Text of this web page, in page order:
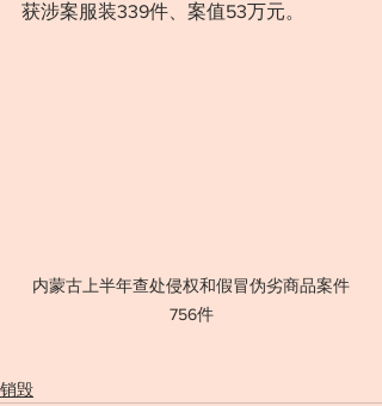
获涉案服装339件、案值53万元。
内蒙古上半年查处侵权和假冒伪劣商品案件
756件
销毁